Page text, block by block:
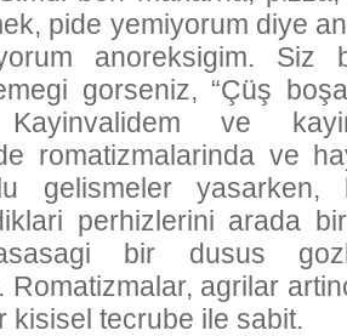
pide yemiyorum diye
anoreksigim. Siz
gorseniz, “Çüş
ve
romatizmalarinda ve
gelismeler
perhizlerini arada
bir dusus
Romatizmalar, agrilar
kisisel tecrube ile sabit.